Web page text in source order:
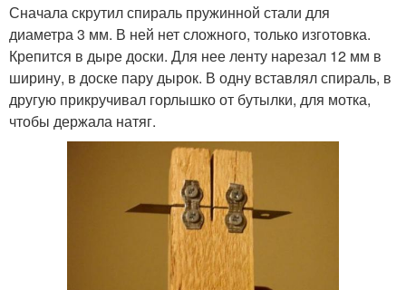
Сначала скрутил спираль пружинной стали для
диаметра 3 мм. В ней нет сложного, только изготовка.
Крепится в дыре доски. Для нее ленту нарезал 12 мм в
ширину, в доске пару дырок. В одну вставлял спираль, в
другую прикручивал горлышко от бутылки, для мотка,
чтобы держала натяг.